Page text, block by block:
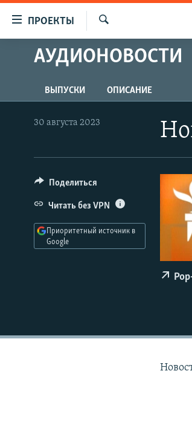
упрощенного
доступа
Вернуться
к
основному
главной
Вернутся
ПРОЕКТЫ
ПРОГРАММЫ
АВТОРСКИЕ ПРОЕКТЫ
ЦИТАТЫ СВОБОДЫ
IDEL.РЕАЛИИ
КАВКАЗ.РЕАЛИИ
СЕВЕР.РЕАЛИИ
СИБИРЬ.РЕАЛИИ
АУДИОНОВОСТИ
ВЫПУСКИ ОПИСАНИЕ
30 августа 2023
Поделиться
Читать без VPN
Приоритетный источник в
Google